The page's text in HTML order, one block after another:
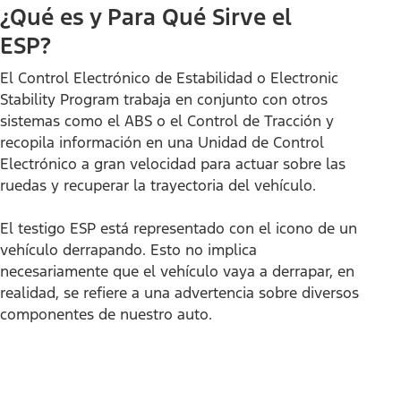
¿Qué es y Para Qué Sirve el
ESP?
El Control Electrónico de Estabilidad o Electronic
Stability Program trabaja en conjunto con otros
sistemas como el ABS o el Control de Tracción y
recopila información en una Unidad de Control
Electrónico a gran velocidad para actuar sobre las
ruedas y recuperar la trayectoria del vehículo.
El testigo ESP está representado con el icono de un
vehículo derrapando. Esto no implica
necesariamente que el vehículo vaya a derrapar, en
realidad, se refiere a una advertencia sobre diversos
componentes de nuestro auto.